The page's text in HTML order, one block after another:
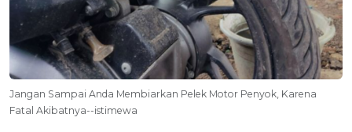
Jangan Sampai Anda Membiarkan Pelek Motor Penyok, Karena
Fatal Akibatnya--istimewa